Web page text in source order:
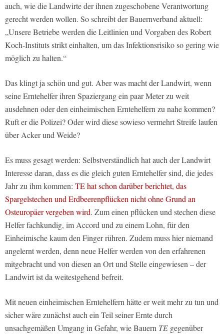
auch, wie die Landwirte der ihnen zugeschobene Verantwortung
gerecht werden wollen. So schreibt der Bauernverband aktuell:
„Unsere Betriebe werden die Leitlinien und Vorgaben des Robert
Koch-Instituts strikt einhalten, um das Infektionsrisiko so gering wie
möglich zu halten.“
Das klingt ja schön und gut. Aber was macht der Landwirt, wenn
seine Erntehelfer ihren Spaziergang ein paar Meter zu weit
ausdehnen oder den einheimischen Erntehelfern zu nahe kommen?
Ruft er die Polizei? Oder wird diese sowieso vermehrt Streife laufen
über Acker und Weide?
Es muss gesagt werden: Selbstverständlich hat auch der Landwirt
Interesse daran, dass es die gleich guten Erntehelfer sind, die jedes
Jahr zu ihm kommen: TE hat schon darüber berichtet, das
Spargelstechen und Erdbeerenpflücken nicht ohne Grund an
Osteuropäer vergeben wird. Zum einen pflücken und stechen diese
Helfer fachkundig, im Accord und zu einem Lohn, für den
Einheimische kaum den Finger rühren. Zudem muss hier niemand
angelernt werden, denn neue Helfer werden von den erfahrenen
mitgebracht und von diesen an Ort und Stelle eingewiesen – der
Landwirt ist da weitestgehend befreit.
Mit neuen einheimischen Erntehelfern hätte er weit mehr zu tun und
sicher wäre zunächst auch ein Teil seiner Ernte durch
unsachgemäßen Umgang in Gefahr, wie Bauern TE gegenüber